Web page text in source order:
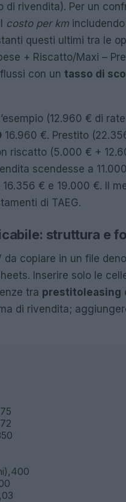
di rivendita). Per un
costo per km
questi ultimi tra le
+ Riscatto/Maxi –
con un tasso di
(12.960 € di
16.960 €. Prestito
riscatto (5.000 € +
scendesse a
€ e 19.000 €. Il
di TAEG.
struttura e
da copiare in un file
Inserire solo le
tra prestito leasing
di rivendita;